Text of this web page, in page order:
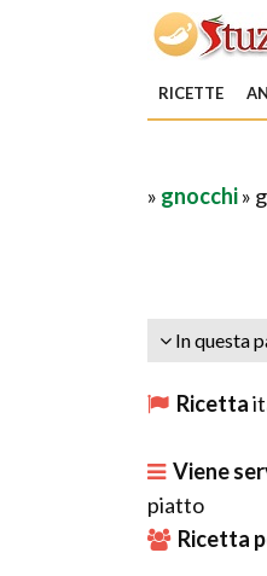
RICETTE
» gnocchi»
In questa
Ricetta
Viene
piatto
Ricetta